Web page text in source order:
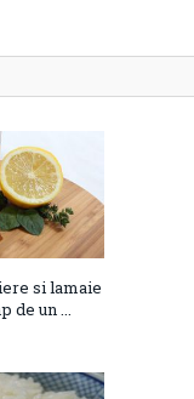
si lamaie
un ...